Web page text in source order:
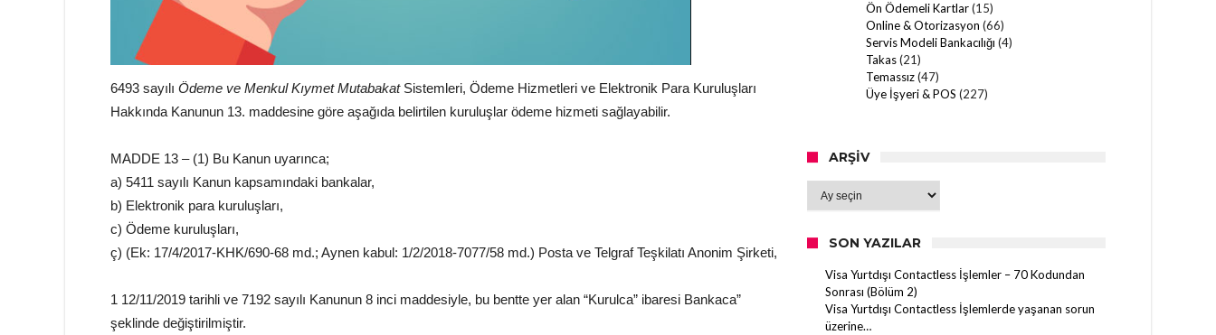
6493 sayılı Ödeme ve Menkul Kıymet MutabakatSistemleri, Ödeme Hizmetleri ve Elektronik Para Kuruluşları
Hakkında Kanunun 13. maddesine göre aşağıda belirtilen kuruluşlar ödeme hizmeti sağlayabilir.
MADDE 13 – (1) Bu Kanun uyarınca;
a) 5411 sayılı Kanun kapsamındaki bankalar,
b) Elektronik para kuruluşları,
c) Ödeme kuruluşları,
ç) (Ek: 17/4/2017-KHK/690-68 md.; Aynen kabul: 1/2/2018-7077/58 md.) Posta ve Telgraf Teşkilatı Anonim Şirketi,
1 12/11/2019 tarihli ve 7192 sayılı Kanunun 8 inci maddesiyle, bu bentte yer alan “Kurulca” ibaresi Bankaca”
şeklinde değiştirilmiştir.
Ön Ödemeli Kartlar(15)
Online & Otorizasyon (66)
Servis Modeli Bankacılığı (4)
Takas(21)
Temassız(47)
Üye İşyeri & POS (227)
ARŞIV
SON YAZILAR
Visa Yurtdışı Contactless İşlemler – 70 Kodundan
Sonrası (Bölüm 2)
Visa Yurtdışı Contactless İşlemlerde yaşanan sorun
üzerine…